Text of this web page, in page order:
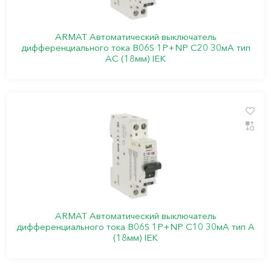
ARMAT Автоматический выключатель
дифференциального тока B06S 1P+NP C20 30мА тип
AC (18мм) IEK
ARMAT Автоматический выключатель
дифференциального тока B06S 1P+NP C10 30мА тип A
(18мм) IEK